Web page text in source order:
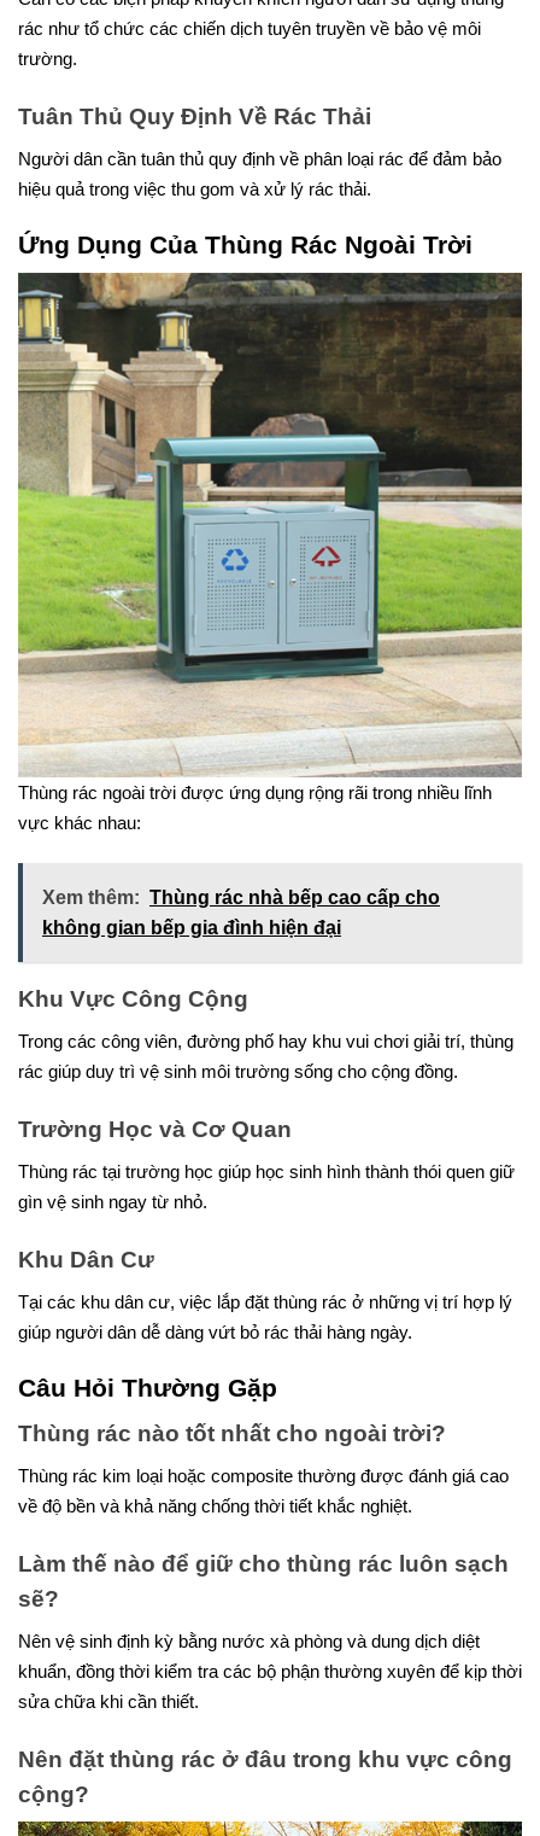
rác như tổ chức các chiến dịch tuyên truyền về bảo vệ môi
trường.
Tuân Thủ Quy Định Về Rác Thải
Người dân cần tuân thủ quy định về phân loại rác để đảm bảo
hiệu quả trong việc thu gom và xử lý rác thải.
Ứng Dụng Của Thùng Rác Ngoài Trời
Thùng rác ngoài trời được ứng dụng rộng rãi trong nhiều lĩnh
vực khác nhau:
Xem thêm: Thùng rác nhà bếp cao cấp cho
không gian bếp gia đình hiện đại
Khu Vực Công Cộng
Trong các công viên, đường phố hay khu vui chơi giải trí, thùng
rác giúp duy trì vệ sinh môi trường sống cho cộng đồng.
Trường Học và Cơ Quan
Thùng rác tại trường học giúp học sinh hình thành thói quen giữ
gìn vệ sinh ngay từ nhỏ.
Khu Dân Cư
Tại các khu dân cư, việc lắp đặt thùng rác ở những vị trí hợp lý
giúp người dân dễ dàng vứt bỏ rác thải hàng ngày.
Câu Hỏi Thường Gặp
Thùng rác nào tốt nhất cho ngoài trời?
Thùng rác kim loại hoặc composite thường được đánh giá cao
về độ bền và khả năng chống thời tiết khắc nghiệt.
Làm thế nào để giữ cho thùng rác luôn sạch
sẽ?
Nên vệ sinh định kỳ bằng nước xà phòng và dung dịch diệt
khuẩn, đồng thời kiểm tra các bộ phận thường xuyên để kịp thời
sửa chữa khi cần thiết.
Nên đặt thùng rác ở đâu trong khu vực công
cộng?